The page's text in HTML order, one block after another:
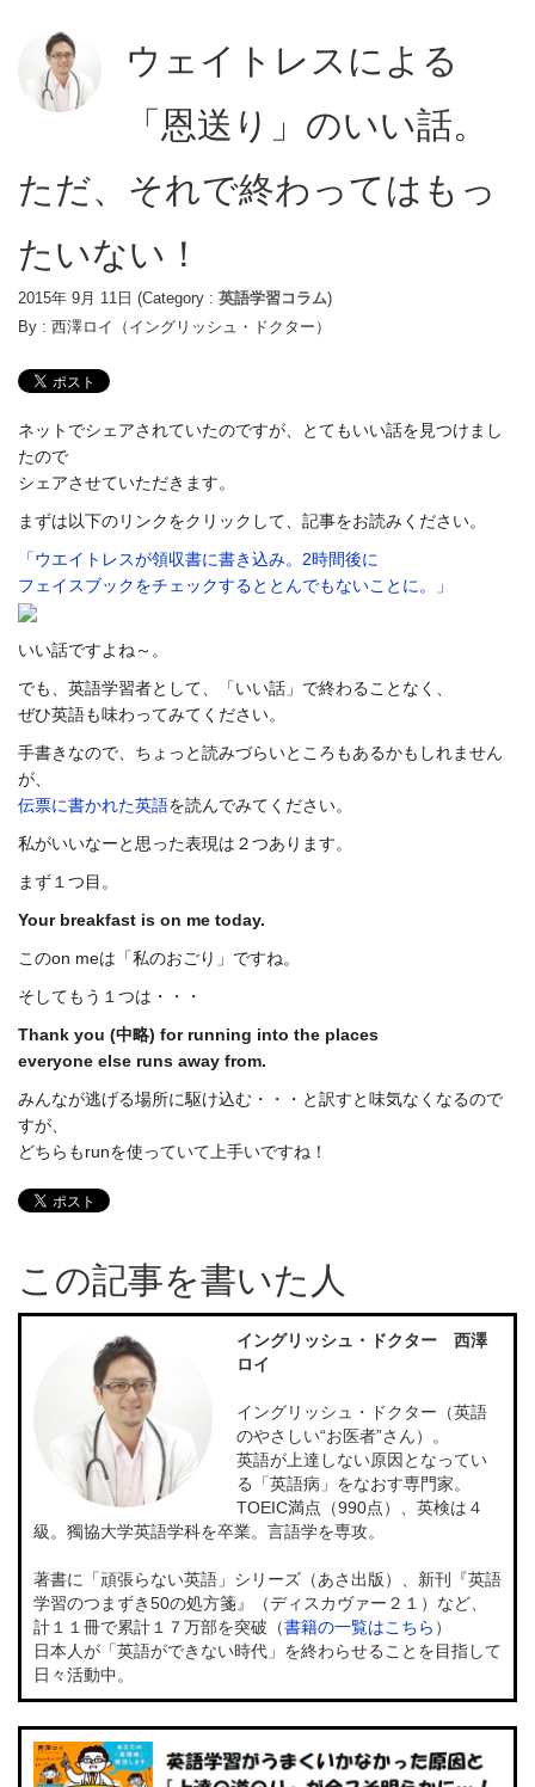
ウェイトレスによる
「恩送り」のいい話。
ただ、それで終わってはもっ
たいない！
2015年 9月 11日 (Category :英語学習コラム)
By : 西澤ロイ（イングリッシュ・ドクター）
ネットでシェアされていたのですが、とてもいい話を見つけまし
たので
シェアさせていただきます。
まずは以下のリンクをクリックして、記事をお読みください。
「ウエイトレスが領収書に書き込み。2時間後に
フェイスブックをチェックするととんでもないことに。」
いい話ですよね～。
でも、英語学習者として、「いい話」で終わることなく、
ぜひ英語も味わってみてください。
手書きなので、ちょっと読みづらいところもあるかもしれません
が、
伝票に書かれた英語を読んでみてください。
私がいいなーと思った表現は２つあります。
まず１つ目。
Your breakfast is on me today.
このon meは「私のおごり」ですね。
そしてもう１つは・・・
Thank you (中略) for running into the places
everyone else runs away from.
みんなが逃げる場所に駆け込む・・・と訳すと味気なくなるので
すが、
どちらもrunを使っていて上手いですね！
この記事を書いた人
イングリッシュ・ドクター 西澤
ロイ
イングリッシュ・ドクター（英語
のやさしい“お医者”さん）。
英語が上達しない原因となってい
る「英語病」をなおす専門家。
TOEIC満点（990点）、英検は４
級。獨協大学英語学科を卒業。言語学を専攻。
著書に「頑張らない英語」シリーズ（あさ出版）、新刊『英語
学習のつまずき50の処方箋』（ディスカヴァー２１）など、
計１１冊で累計１７万部を突破（書籍の一覧はこちら ）
日本人が「英語ができない時代」を終わらせることを目指して
日々活動中。